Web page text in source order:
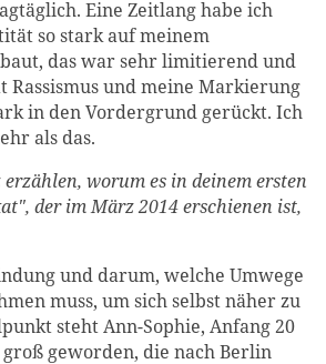
Eine Zeitlang habe ich
so stark auf meinem
das war sehr limitierend und
Rassismus und meine Markierung
in den Vordergrund gerückt. Ich
als das.
worum es in deinem ersten
der im März 2014 erschienen ist,
und darum, welche Umwege
muss, um sich selbst näher zu
steht Ann-Sophie, Anfang 20
geworden, die nach Berlin